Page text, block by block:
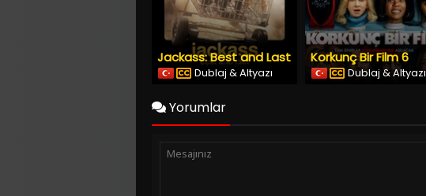
Jackass: Best and Last
Dublaj & Altyazı
Korkunç Bir Film 6
Dublaj & Altyazı
Yorumlar